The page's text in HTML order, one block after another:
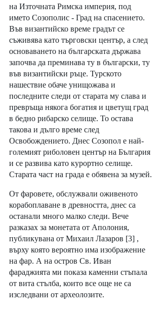
на Източната Римска империя, под
името Созополис - Град на спасението.
Във византийско време градът се
съживява като търговски център, а след
основаването на българската държава
започва да преминава ту в български, ту
във византийски ръце. Турското
нашествие обаче унищожава и
последните следи от старата му слава и
превръща някога богатия и цветущ град
в бедно рибарско селище. То остава
такова и дълго време след
Освобождението. Днес Созопол е най-
големият риболовен център на България
и се развива като курортно селище.
Старата част на града е обявена за музей.
От фаровете, обслужвали оживеното
корабоплаване в древността, днес са
останали много малко следи. Вече
разказах за монетата от Аполония,
публикувана от Михаил Лазаров [3] ,
върху която вероятно има изображение
на фар. А на остров Св. Иван
фараджията ми показа каменни стъпала
от вита стълба, които все още не са
изследвани от археолозите.